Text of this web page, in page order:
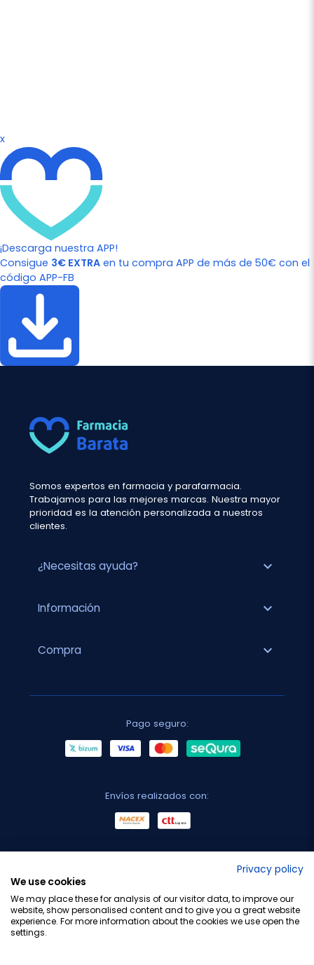
x
¡Descarga nuestra APP!
Consigue 3€ EXTRA en tu compra APP de más de 50€ con el
código APP-FB
Somos expertos en farmacia y parafarmacia.
Trabajamos para las mejores marcas. Nuestra mayor
prioridad es la atención personalizada a nuestros
clientes.
¿Necesitas ayuda? expand_more
Información expand_more
Compra expand_more
Pago seguro:
Envíos realizados con:
Privacy policy
We use cookies
We may place these for analysis of our visitor data, to improve our
website, show personalised content and to give you a great website
experience. For more information about the cookies we use open the
settings.